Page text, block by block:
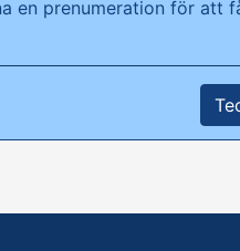
en prenumeration för att